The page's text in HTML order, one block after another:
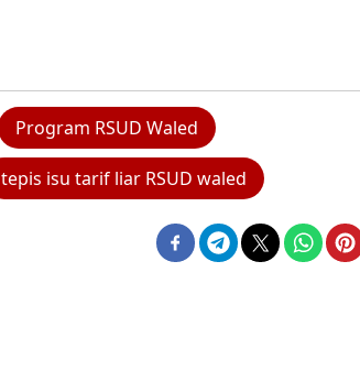
Program RSUD Waled
tepis isu tarif liar RSUD waled